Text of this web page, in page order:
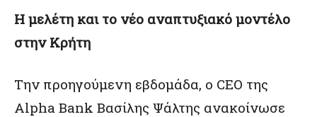
Η μελέτη και το νέο αναπτυξιακό μοντέλο
στην Κρήτη
Την προηγούμενη εβδομάδα, ο CEO της
Alpha Bank Βασίλης Ψάλτης ανακοίνωσε